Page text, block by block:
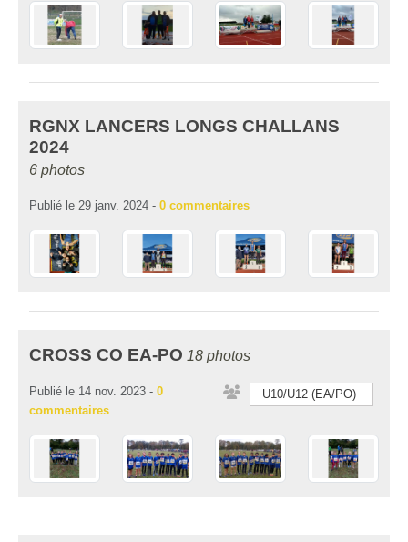
RGNX LANCERS LONGS CHALLANS
2024
6 photos
Publié le 29 janv. 2024 - 0 commentaires
CROSS CO EA-PO 18 photos
U10/U12 (EA/PO)
Publié le 14 nov. 2023 - 0
commentaires